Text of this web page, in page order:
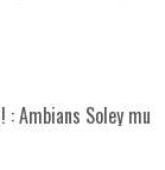
Ambians Soley